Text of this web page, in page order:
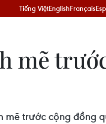
Tiếng ViệtEnglishFrançais
mẽ
mẽ trước cộng đồng